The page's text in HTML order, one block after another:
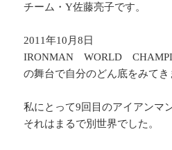
チーム・Y佐藤亮子です。
2011年10月8日
IRONMAN WORLD
の舞台で自分のどん底をみてき
私にとって9回目のアイアンマ
それはまるで別世界でした。